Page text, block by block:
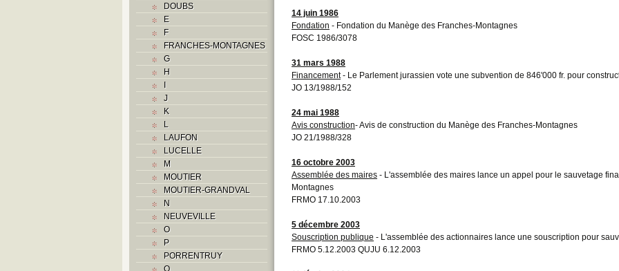
DOUBS
E
F
FRANCHES-MONTAGNES
G
H
I
J
K
L
LAUFON
LUCELLE
M
MOUTIER
MOUTIER-GRANDVAL
N
NEUVEVILLE
O
P
PORRENTRUY
Q
14 juin 1986
Fondation - Fondation du Manège des Franches-Montagnes
FOSC 1986/3078
31 mars 1988
Financement- Le Parlement jurassien vote une subvention de 846'000 fr. pour
JO 13/1988/152
24 mai 1988
Avis construction- Avis de construction du Manège des Franches-Montagnes
JO 21/1988/328
16 octobre 2003
Assemblée des maires - L'assemblée des maires lance un appel pour le sauvetage
Montagnes
FRMO 17.10.2003
5 décembre 2003
Souscription publique - L'assemblée des actionnaires lance une souscription pour
FRMO 5.12.2003 QUJU 6.12.2003